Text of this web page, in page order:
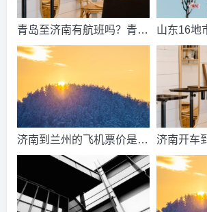
青岛至济南有航班吗？青岛
到济南的高铁票多钱？
山东16地
2021山东
济南到兰州的飞机票价是多
少？济南到兰州飞机要多
久？
济南开车
里、时间